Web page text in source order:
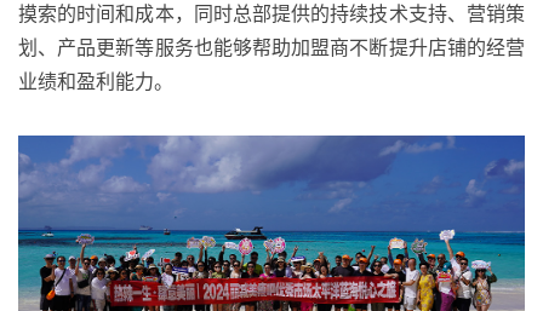
摸索的时间和成本，同时总部提供的持续技术支持、营销策
划、产品更新等服务也能够帮助加盟商不断提升店铺的经营
业绩和盈利能力。